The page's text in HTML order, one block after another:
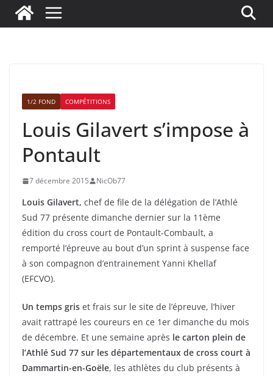
1/2 FOND COMPÉTITIONS
Louis Gilavert s’impose à
Pontault
7 décembre 2015 NicOb77
Louis Gilavert, chef de file de la délégation de l’Athlé
Sud 77 présente dimanche dernier sur la 11ème
édition du cross court de Pontault-Combault, a
remporté l’épreuve au bout d’un sprint à suspense face
à son compagnon d’entrainement Yanni Khellaf
(EFCVO).
Un temps gris et frais sur le site de l’épreuve, l’hiver
avait rattrapé les coureurs en ce 1er dimanche du mois
de décembre. Et une semaine après le carton plein de
l’Athlé Sud 77 sur les départementaux de cross court à
Dammartin-en-Goële, les athlètes du club présents à